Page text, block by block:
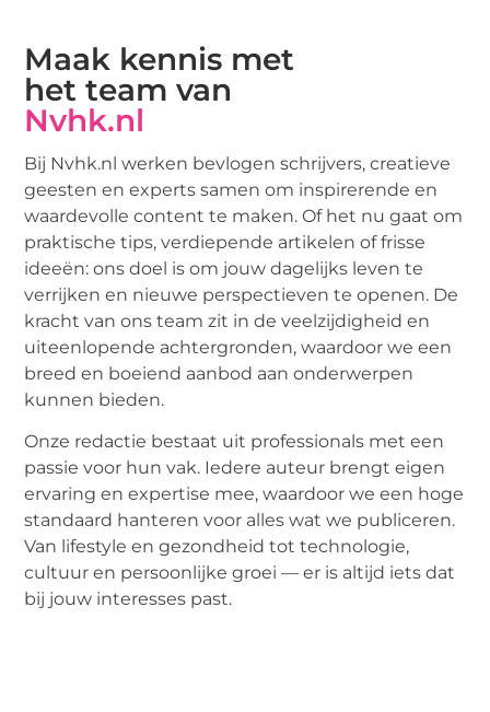
Maak kennis met
het team van
Nvhk.nl
Bij Nvhk.nl werken bevlogen schrijvers, creatieve
geesten en experts samen om inspirerende en
waardevolle content te maken. Of het nu gaat om
praktische tips, verdiepende artikelen of frisse
ideeën: ons doel is om jouw dagelijks leven te
verrijken en nieuwe perspectieven te openen. De
kracht van ons team zit in de veelzijdigheid en
uiteenlopende achtergronden, waardoor we een
breed en boeiend aanbod aan onderwerpen
kunnen bieden.
Onze redactie bestaat uit professionals met een
passie voor hun vak. Iedere auteur brengt eigen
ervaring en expertise mee, waardoor we een hoge
standaard hanteren voor alles wat we publiceren.
Van lifestyle en gezondheid tot technologie,
cultuur en persoonlijke groei — er is altijd iets dat
bij jouw interesses past.